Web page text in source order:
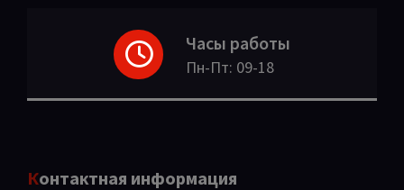
Часы работы
Пн-Пт: 09-18
Контактная информация